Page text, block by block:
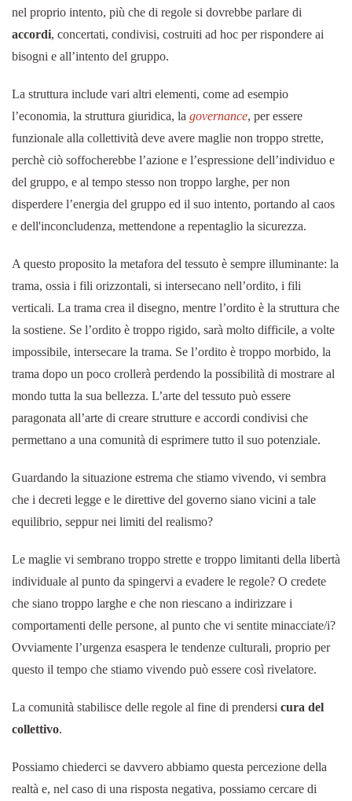
nel proprio intento, più che di regole si dovrebbe parlare di
accordi, concertati, condivisi, costruiti ad hoc per rispondere ai
bisogni e all’intento del gruppo.
La struttura include vari altri elementi, come ad esempio
l’economia, la struttura giuridica, la governance, per essere
funzionale alla collettività deve avere maglie non troppo strette,
perchè ciò soffocherebbe l’azione e l’espressione dell’individuo e
del gruppo, e al tempo stesso non troppo larghe, per non
disperdere l’energia del gruppo ed il suo intento, portando al caos
e dell'inconcludenza, mettendone a repentaglio la sicurezza.
A questo proposito la metafora del tessuto è sempre illuminante: la
trama, ossia i fili orizzontali, si intersecano nell’ordito, i fili
verticali. La trama crea il disegno, mentre l’ordito è la struttura che
la sostiene. Se l’ordito è troppo rigido, sarà molto difficile, a volte
impossibile, intersecare la trama. Se l’ordito è troppo morbido, la
trama dopo un poco crollerà perdendo la possibilità di mostrare al
mondo tutta la sua bellezza. L’arte del tessuto può essere
paragonata all’arte di creare strutture e accordi condivisi che
permettano a una comunità di esprimere tutto il suo potenziale.
Guardando la situazione estrema che stiamo vivendo, vi sembra
che i decreti legge e le direttive del governo siano vicini a tale
equilibrio, seppur nei limiti del realismo?
Le maglie vi sembrano troppo strette e troppo limitanti della libertà
individuale al punto da spingervi a evadere le regole? O credete
che siano troppo larghe e che non riescano a indirizzare i
comportamenti delle persone, al punto che vi sentite minacciate/i?
Ovviamente l’urgenza esaspera le tendenze culturali, proprio per
questo il tempo che stiamo vivendo può essere così rivelatore.
La comunità stabilisce delle regole al fine di prendersi cura del
collettivo.
Possiamo chiederci se davvero abbiamo questa percezione della
realtà e, nel caso di una risposta negativa, possiamo cercare di